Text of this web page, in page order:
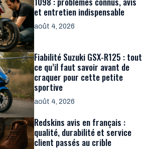
et entretien indispensable
août 4, 2026
Fiabilité Suzuki GSX-R125 : tout
ce qu’il faut savoir avant de
craquer pour cette petite
sportive
août 4, 2026
Redskins avis en français :
qualité, durabilité et service
client passés au crible